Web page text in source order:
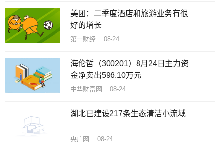
美团：二季度酒店和旅游业务有很
好的增长
第一财经 08-24
海伦哲（300201）8月24日主力资
金净卖出596.10万元
中华财富网 08-24
湖北已建设217条生态清洁小流域
央广网 08-24